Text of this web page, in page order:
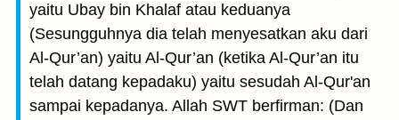
yaitu Ubay bin Khalaf atau keduanya
(Sesungguhnya dia telah menyesatkan aku dari
Al-Qur’an) yaitu Al-Qur’an (ketika Al-Qur’an itu
telah datang kepadaku) yaitu sesudah Al-Qur'an
sampai kepadanya. Allah SWT berfirman: (Dan